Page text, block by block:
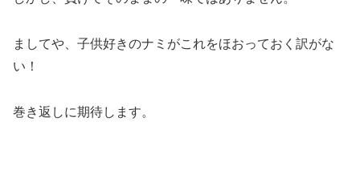
ましてや、子供好きのナミがこれをほおっておく訳がな
い！
巻き返しに期待します。